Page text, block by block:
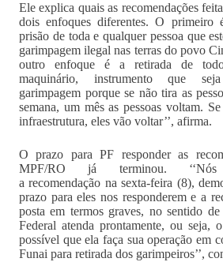
Ele explica quais as recomendações
dois enfoques diferentes. O primeiro
prisão de toda e qualquer pessoa que
garimpagem ilegal nas terras do povo
outro enfoque é a retirada de
maquinário, instrumento que
garimpagem porque se não tira as
semana, um mês as pessoas voltam.
infraestrutura, eles vão voltar’’, afirma.
O prazo para PF responder as
MPF/RO já terminou. ‘‘Nós
a recomendação na sexta-feira (8),
prazo para eles nos responderem e a
posta em termos graves, no sentido
Federal atenda prontamente, ou seja,
possível que ela faça sua operação em
Funai para retirada dos garimpeiros’’,